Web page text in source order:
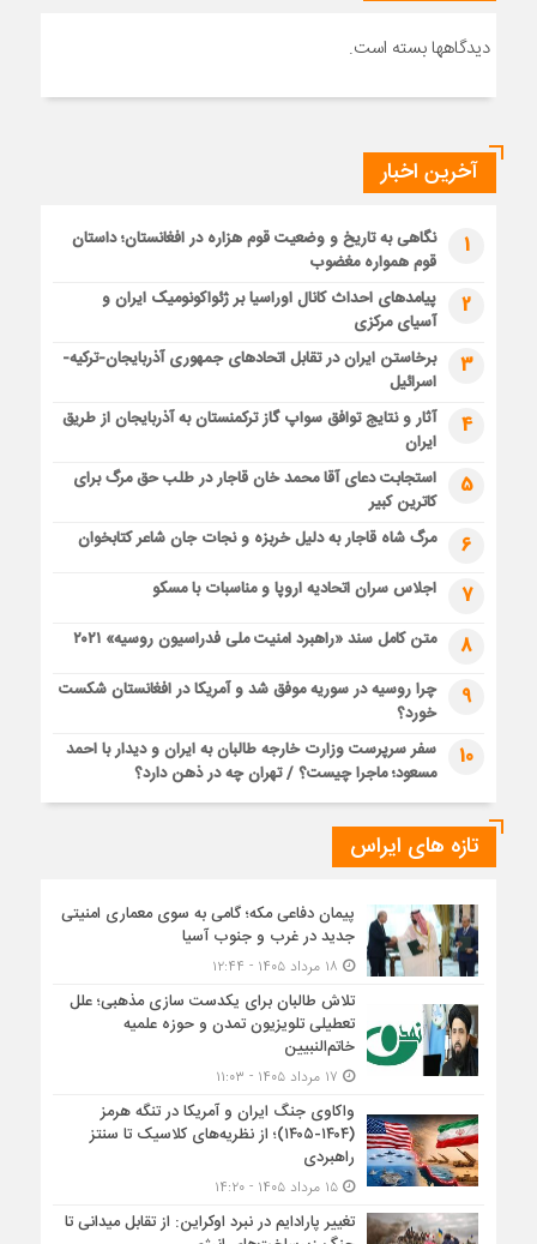
دیدگاهها بسته است.
آخرین اخبار
1
نگاهی به تاریخ و وضعیت قوم هزاره در افغانستان؛ داستان
قوم همواره مغضوب
2
پیامدهای احداث کانال اوراسیا بر ژئواکونومیک ایران و
آسیای مرکزی
3
برخاستن ایران در تقابل اتحادهای جمهوری آذربایجان-ترکیه-
اسرائیل
4
آثار و نتایج توافق سواپ گاز ترکمنستان به آذربایجان از طریق
ایران
5
استجابت دعای آقا محمد خان قاجار در طلب حق مرگ برای
کاترین کبیر
6 مرگ شاه قاجار به دلیل خربزه و نجات جان شاعر کتابخوان
7 اجلاس سران اتحادیه اروپا و مناسبات با مسکو
8 متن کامل سند «راهبرد امنیت ملی فدراسیون روسیه» ۲۰۲۱
9
چرا روسیه در سوریه موفق شد و آمریکا در افغانستان شکست
خورد؟
10
سفر سرپرست وزارت خارجه طالبان به ایران و دیدار با احمد
مسعود؛ ماجرا چیست؟ / تهران چه در ذهن دارد؟
تازه های ایراس
پیمان دفاعی مکه؛ گامی به سوی معماری امنیتی
جدید در غرب و جنوب آسیا
تلاش طالبان برای یکدست سازی مذهبی؛ علل
تعطیلی تلویزیون تمدن و حوزه علمیه
خاتم‌النبیین
واکاوی جنگ ایران و آمریکا در تنگه هرمز
(۱۴۰۴-۱۴۰۵)؛ از نظریه‌های کلاسیک تا سنتز
راهبردی
۱۵ مرداد ۱۴۰۵ - ۱۴:۲۰
تغییر پارادایم در نبرد اوکراین: از تقابل میدانی تا